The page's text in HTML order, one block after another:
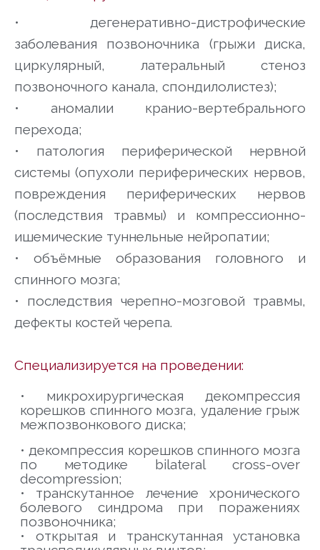
• дегенеративно-дистрофические
заболевания позвоночника (грыжи диска,
циркулярный, латеральный стеноз
позвоночного канала, спондилолистез);
• аномалии кранио-вертебрального
перехода;
• патология периферической нервной
системы (опухоли периферических нервов,
повреждения периферических нервов
(последствия травмы) и компрессионно-
ишемические туннельные нейропатии;
• объёмные образования головного и
спинного мозга;
• последствия черепно-мозговой травмы,
дефекты костей черепа.
Специализируется на проведении:
• микрохирургическая декомпрессия
корешков спинного мозга, удаление грыж
межпозвонкового диска;
• декомпрессия корешков спинного мозга
по методике bilateral cross-over
decompression;
• транскутанное лечение хронического
болевого синдрома при поражениях
позвоночника;
• открытая и транскутанная установка